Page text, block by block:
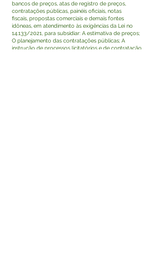
bancos de preços, atas de registro de preços,
contratações públicas, painéis oficiais, notas
fiscais, propostas comerciais e demais fontes
idôneas, em atendimento às exigências da Lei no
14.133/2021, para subsidiar: A estimativa de preços;
O planejamento das contratações públicas; A
instrução de processos licitatórios e de contratação